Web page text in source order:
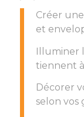
Créer
et
Illuminer
tiennent
Décorer
selon vos